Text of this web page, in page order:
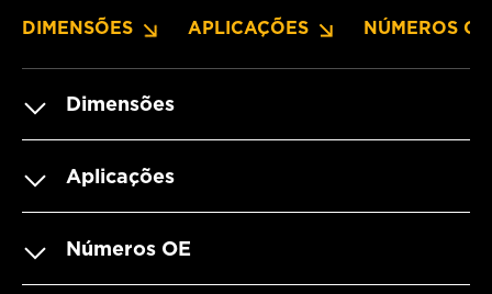
DIMENSÕES APLICAÇÕES NÚMEROS OE
Dimensões
Aplicações
Números OE